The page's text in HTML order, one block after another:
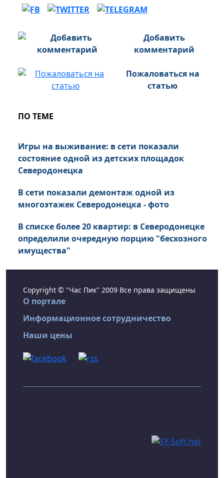
Добавить
комментарий
Пожаловаться на
статью
ПО ТЕМЕ
Игры на выживание: в сети показали
состояние одной из детских площадок
Северодонецка
В сети показали демонтаж одной из
многоэтажек Северодонецка - фото
В списке более 20 квартир: в Северодонецке
определили очередную порцию "бесхозного
имущества"
Copyright © "Час Пик" 2009 Все права защищены
О портале
Информационное сотрудничество
Наши цены